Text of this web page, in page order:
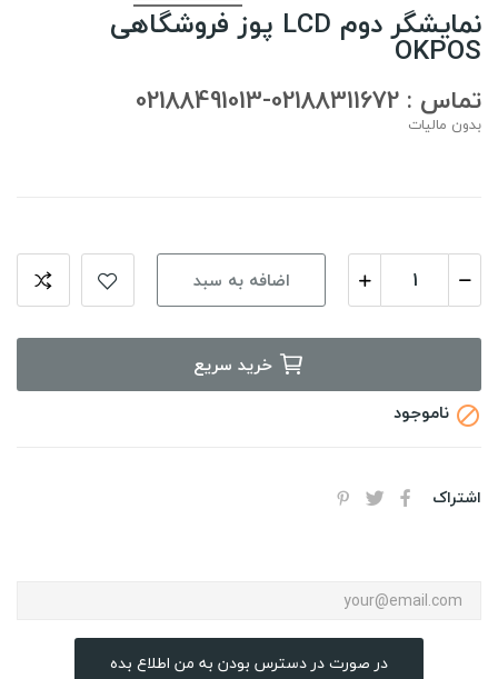
نمایشگر دوم LCD پوز فروشگاهی
OKPOS
تماس : 02188311672-02188491013
بدون مالیات
اضافه به سبد
خرید سریع
 ناموجود
اشتراک
در صورت در دسترس بودن به من اطلاع بده